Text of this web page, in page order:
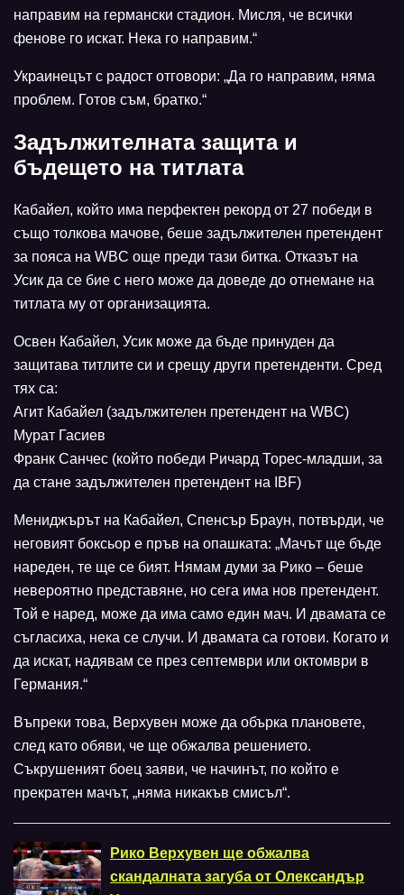
направим на германски стадион. Мисля, че всички
фенове го искат. Нека го направим.“
Украинецът с радост отговори: „Да го направим, няма
проблем. Готов съм, братко.“
Задължителната защита и
бъдещето на титлата
Кабайел, който има перфектен рекорд от 27 победи в
също толкова мачове, беше задължителен претендент
за пояса на WBC още преди тази битка. Отказът на
Усик да се бие с него може да доведе до отнемане на
титлата му от организацията.
Освен Кабайел, Усик може да бъде принуден да
защитава титлите си и срещу други претенденти. Сред
тях са:
Агит Кабайел (задължителен претендент на WBC)
Мурат Гасиев
Франк Санчес (който победи Ричард Торес-младши, за
да стане задължителен претендент на IBF)
Мениджърът на Кабайел, Спенсър Браун, потвърди, че
неговият боксьор е пръв на опашката: „Мачът ще бъде
нареден, те ще се бият. Нямам думи за Рико – беше
невероятно представяне, но сега има нов претендент.
Той е наред, може да има само един мач. И двамата се
съгласиха, нека се случи. И двамата са готови. Когато и
да искат, надявам се през септември или октомври в
Германия.“
Въпреки това, Верхувен може да обърка плановете,
след като обяви, че ще обжалва решението.
Съкрушеният боец заяви, че начинът, по който е
прекратен мачът, „няма никакъв смисъл“.
Рико Верхувен ще обжалва
скандалната загуба от Олександър